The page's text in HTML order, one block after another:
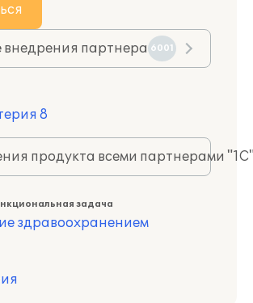
внедрения партнера 6001
8
продукта всеми партнерами
задача
здравоохранением